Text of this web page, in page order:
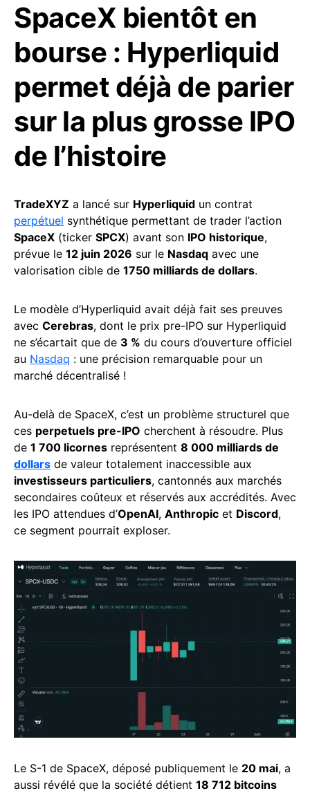
SpaceX bientôt en
bourse : Hyperliquid
permet déjà de parier
sur la plus grosse IPO
de l’histoire
TradeXYZ a lancé sur Hyperliquid un contrat
perpétuel synthétique permettant de trader l’action
SpaceX (ticker SPCX) avant son IPO historique,
prévue le 12 juin 2026 sur le Nasdaq avec une
valorisation cible de 1750 milliards de dollars.
Le modèle d’Hyperliquid avait déjà fait ses preuves
avec Cerebras, dont le prix pre-IPO sur Hyperliquid
ne s’écartait que de 3 % du cours d’ouverture officiel
au Nasdaq : une précision remarquable pour un
marché décentralisé !
Au-delà de SpaceX, c’est un problème structurel que
ces perpetuels pre-IPO cherchent à résoudre. Plus
de 1 700 licornes représentent 8 000 milliards de
dollars de valeur totalement inaccessible aux
investisseurs particuliers, cantonnés aux marchés
secondaires coûteux et réservés aux accrédités. Avec
les IPO attendues d’OpenAI, Anthropic et Discord,
ce segment pourrait exploser.
Le S-1 de SpaceX, déposé publiquement le 20 mai, a
aussi révélé que la société détient 18 712 bitcoins